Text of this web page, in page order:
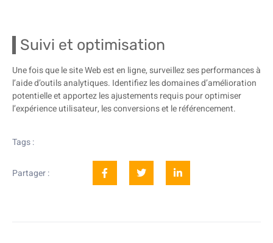
Suivi et optimisation
Une fois que le site Web est en ligne, surveillez ses performances à
l’aide d’outils analytiques. Identifiez les domaines d’amélioration
potentielle et apportez les ajustements requis pour optimiser
l’expérience utilisateur, les conversions et le référencement.
Tags :
Partager :